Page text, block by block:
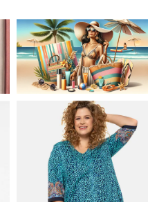
LETNIA MODA
PLAŻOWA: STROJE
KĄPIELOWE I
AKCESORIA, KTÓRE
MUSISZ MIEĆ